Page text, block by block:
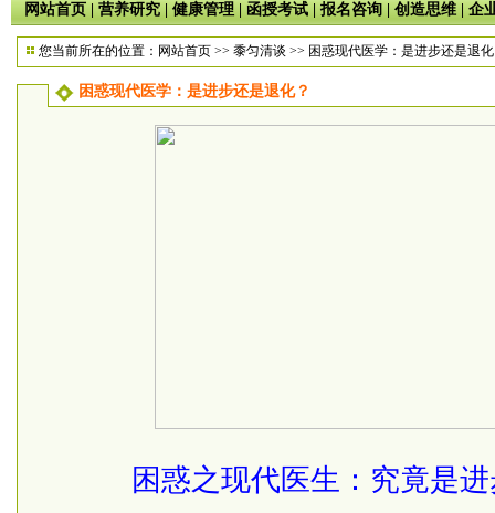
网站首页 营养研究 健康管理 函授考试 报名咨询 创造思维| 企
您当前所在的位置： 网站首页 >> 黍匀清谈 >> 困惑现代医学：是进步还是退
困惑现代医学：是进步还是退化？
困惑之现代医生：究竟是